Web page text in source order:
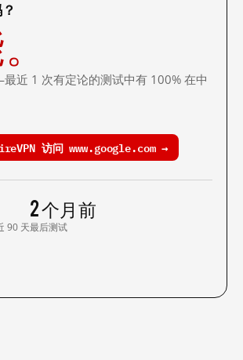
近 1 次有定论的测试中有 100% 在中
访问 www.google.com →
90 天
2 个月前
最后测试